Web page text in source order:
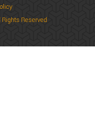
Reserved